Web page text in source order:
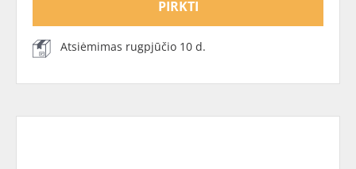
PIRKTI
Atsiėmimas rugpjūčio 10 d.